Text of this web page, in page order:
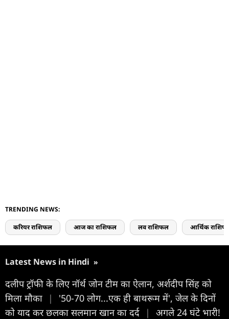
TRENDING NEWS:
करियर राशिफल आज का राशिफल लव राशिफल आर्थिक
Latest News in Hindi »
दलीप ट्रॉफी के लिए नॉर्थ जोन टीम का ऐलान, अर्शदीप सिंह को
मिला मौका
|
'50-70 लोग...एक ही बाथरूम में', जेल के दिनों
को याद कर छलका सलमान खान का दर्द
|
अगले 24 घंटे भारी!